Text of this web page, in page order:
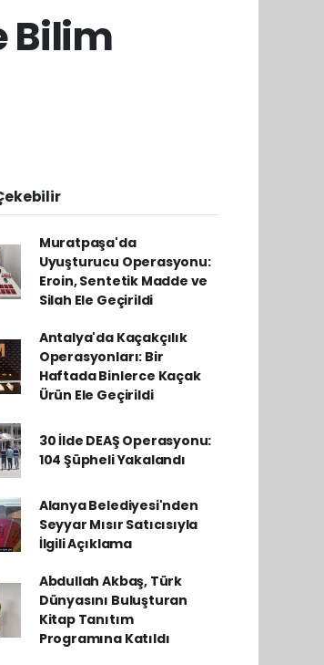
Bilim
Muratpaşa'da
Uyuşturucu Operasyonu:
Eroin, Sentetik Madde ve
Silah Ele Geçirildi
Antalya'da Kaçakçılık
Operasyonları: Bir
Haftada Binlerce Kaçak
Ürün Ele Geçirildi
30 İlde DEAŞ Operasyonu:
104 Şüpheli Yakalandı
Alanya Belediyesi'nden
Seyyar Mısır Satıcısıyla
İlgili Açıklama
Abdullah Akbaş, Türk
Dünyasını Buluşturan
Kitap Tanıtım
Programına Katıldı